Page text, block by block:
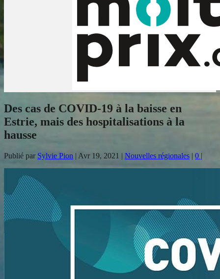
Des cas de COVID-19 à la baisse en
Estrie, mais des hospitalisations à la
hausse
Publié par Sylvie Pion | Avr 19, 2021 | Nouvelles régionales | 0 |